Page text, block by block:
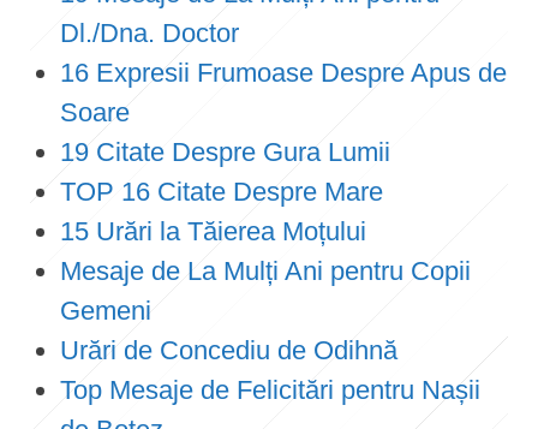
Dl./Dna. Doctor
16 Expresii Frumoase Despre Apus de
Soare
19 Citate Despre Gura Lumii
TOP 16 Citate Despre Mare
15 Urări la Tăierea Moțului
Mesaje de La Mulți Ani pentru Copii
Gemeni
Urări de Concediu de Odihnă
Top Mesaje de Felicitări pentru Nașii